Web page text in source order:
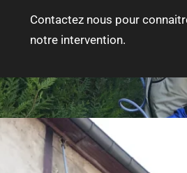
Contactez nous pour
notre intervention.